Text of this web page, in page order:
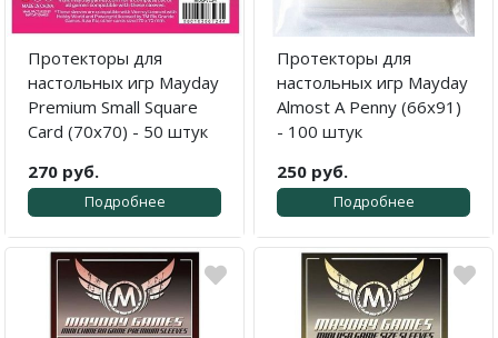
Протекторы для
настольных игр Mayday
Premium Small Square
Card (70x70) - 50 штук
270 руб.
Подробнее
Протекторы для
настольных игр Mayday
Almost A Penny (66x91)
- 100 штук
250 руб.
Подробнее